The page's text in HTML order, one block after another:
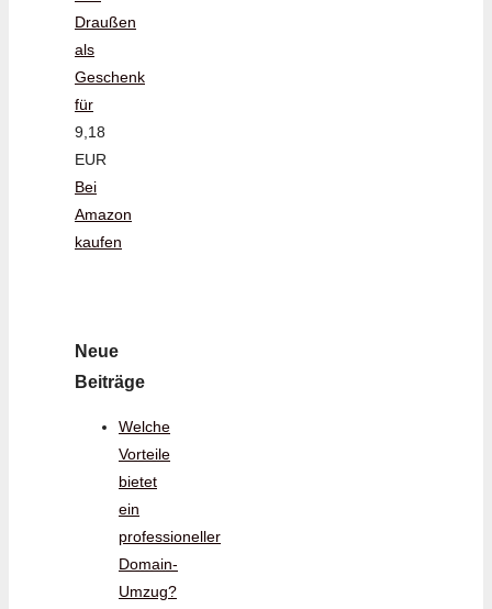
Draußen
als
Geschenk
für
9,18
EUR
Bei
Amazon
kaufen
Neue
Beiträge
Welche
Vorteile
bietet
ein
professioneller
Domain-
Umzug?